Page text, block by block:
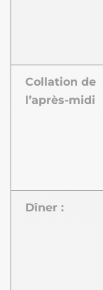
Collation de
l’après-midi
Dîner :